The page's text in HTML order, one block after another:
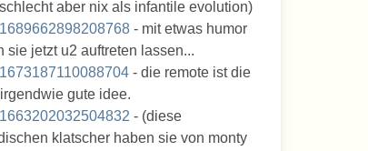
aber nix als infantile evolution)
- mit etwas humor
sie jetzt u2 auftreten lassen...
- die remote ist die
gute idee.
- (diese
klatscher haben sie von monty